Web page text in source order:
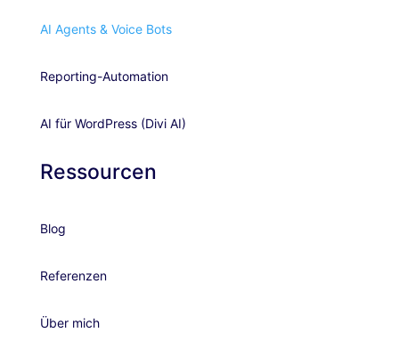
AI Agents & Voice Bots
Reporting-Automation
AI für WordPress (Divi AI)
Ressourcen
Blog
Referenzen
Über mich